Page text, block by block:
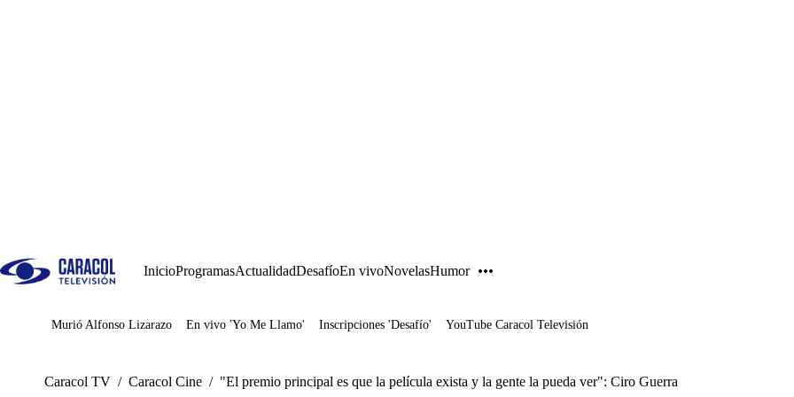
InicioProgramasActualidadDesafíoEn vivoNovelasHumor
Juegos
Murió Alfonso Lizarazo En vivo 'Yo Me Llamo' Inscripciones 'Desafío' YouTube Caracol Televisión
Caracol TV / Caracol Cine / "El premio principal es que la película exista y la gente la pueda ver": Ciro Guerra